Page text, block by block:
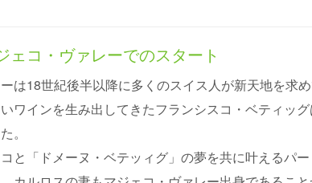
ェコ・ヴァレーでのスタート
は18世紀後半以降に多くのスイス人が新天地を求
ワインを生み出してきたフランシスコ・ベティッ
。
と「ドメーヌ・ベテッィグ」の夢を共に叶えるパ